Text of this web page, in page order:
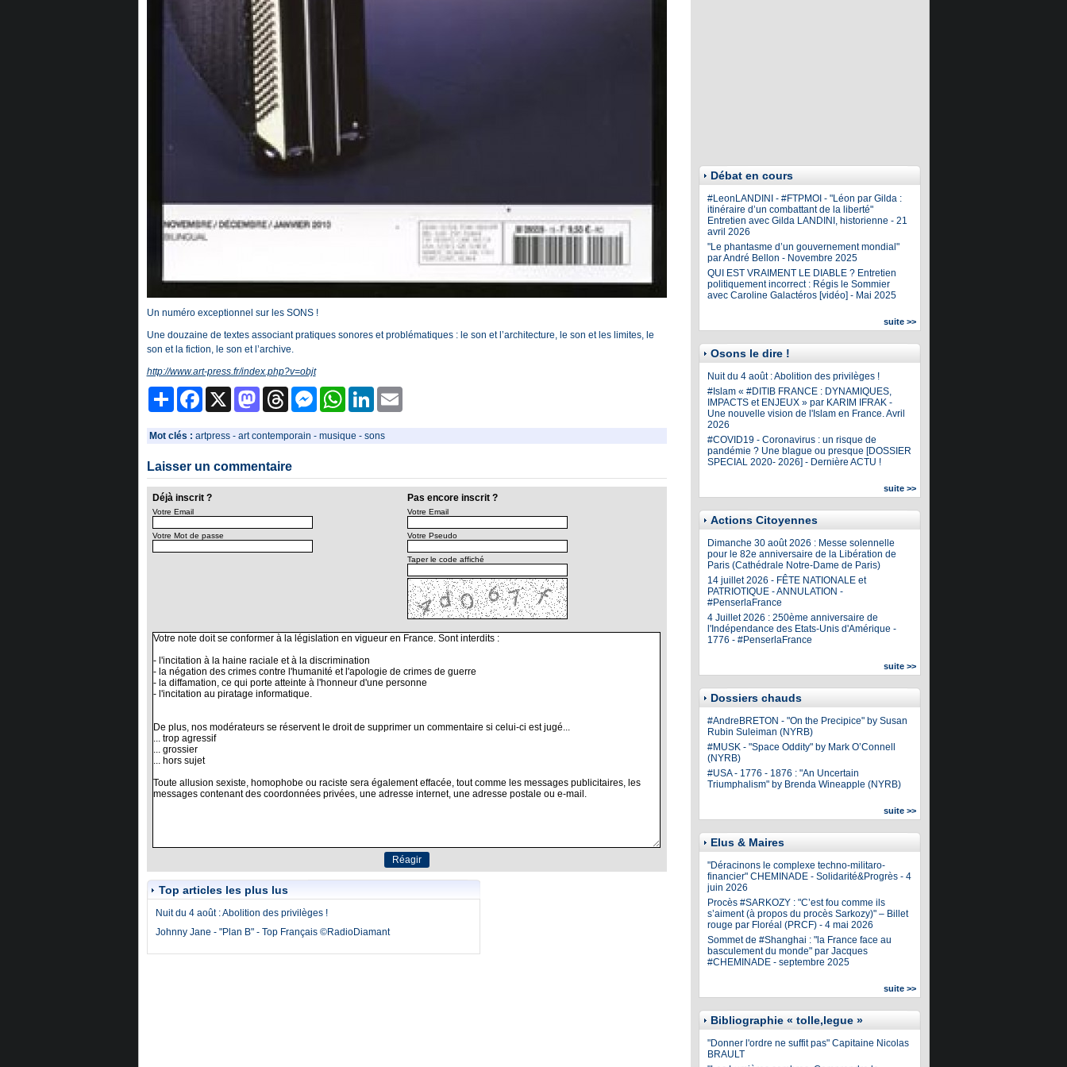
Un numéro exceptionnel sur les SONS !
Une douzaine de textes associant pratiques sonores et problématiques : le son et l’architecture, le son et les limites, le
son et la fiction, le son et l’archive.
http://www.art-press.fr/index.php?v=objt
PartagerFacebook MastodonThreads MessengerWhatsAppLinkedIn
Mot clés : artpress- art contemporain - musique - sons
Laisser un commentaire
Déjà inscrit ? Pas encore inscrit ?
Votre Email
Votre Mot de passe
Votre Email
Votre Pseudo
Taper le code affiché
Top articles les plus lus
Nuit du 4 août : Abolition des privilèges !
Johnny Jane - "Plan B" - Top Français ©RadioDiamant
Débat en cours
#LeonLANDINI - #FTPMOI - "Léon par Gilda :
itinéraire d’un combattant de la liberté"
Entretien avec Gilda LANDINI, historienne - 21
avril 2026
"Le phantasme d’un gouvernement mondial"
par André Bellon - Novembre 2025
QUI EST VRAIMENT LE DIABLE ? Entretien
politiquement incorrect : Régis le Sommier
avec Caroline Galactéros [vidéo] - Mai 2025
suite >>
Osons le dire !
Nuit du 4 août : Abolition des privilèges !
#Islam « #DITIB FRANCE : DYNAMIQUES,
IMPACTS et ENJEUX » par KARIM IFRAK -
Une nouvelle vision de l'Islam en France. Avril
2026
#COVID19 - Coronavirus : un risque de
pandémie ? Une blague ou presque [DOSSIER
SPECIAL 2020- 2026] - Dernière ACTU !
suite >>
Actions Citoyennes
Dimanche 30 août 2026 : Messe solennelle
pour le 82e anniversaire de la Libération de
Paris (Cathédrale Notre-Dame de Paris)
14 juillet 2026 - FÊTE NATIONALE et
PATRIOTIQUE - ANNULATION -
#PenserlaFrance
4 Juillet 2026 : 250ème anniversaire de
l'Indépendance des Etats-Unis d'Amérique -
1776 - #PenserlaFrance
suite >>
Dossiers chauds
#AndreBRETON - "On the Precipice" by Susan
Rubin Suleiman (NYRB)
#MUSK - "Space Oddity" by Mark O’Connell
(NYRB)
#USA - 1776 - 1876 : "An Uncertain
Triumphalism" by Brenda Wineapple (NYRB)
suite >>
Elus & Maires
"Déracinons le complexe techno-militaro-
financier" CHEMINADE - Solidarité&Progrès - 4
juin 2026
Procès #SARKOZY : "C’est fou comme ils
s’aiment (à propos du procès Sarkozy)" – Billet
rouge par Floréal (PRCF) - 4 mai 2026
Sommet de #Shanghai : "la France face au
basculement du monde" par Jacques
#CHEMINADE - septembre 2025
suite >>
Bibliographie « tolle,legue »
"Donner l'ordre ne suffit pas" Capitaine Nicolas
BRAULT